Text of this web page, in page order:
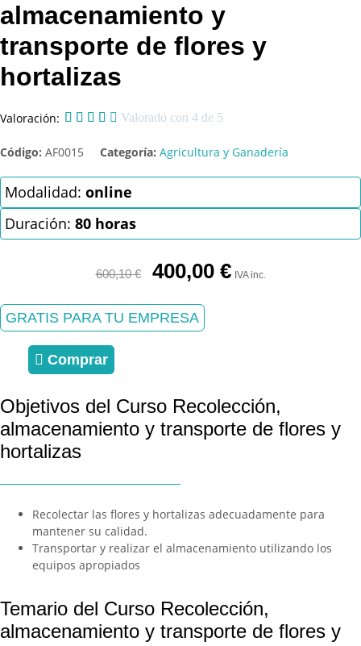
almacenamiento y
transporte de flores y
hortalizas
Valoración:      Valorado con 4 de 5
Código: AF0015 Categoría: Agricultura y Ganadería
Modalidad: online
Duración: 80 horas
600,10€
El
precio
era:
600,10 €.
400,00 €El
precio
IVA inc.
GRATIS PARA TU EMPRESA
Comprar
Objetivos del Curso Recolección,
almacenamiento y transporte de flores y
hortalizas
Recolectar las flores y hortalizas adecuadamente para
mantener su calidad.
Transportar y realizar el almacenamiento utilizando los
equipos apropiados
Temario del Curso Recolección,
almacenamiento y transporte de flores y